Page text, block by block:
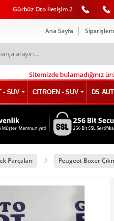
Gürbüz Oto İletişim 2
Ana Sayfa
Sitemizde bulamadığınız
- SUV CITROEN - SUV DS
Parçaları Peugeot Boxer